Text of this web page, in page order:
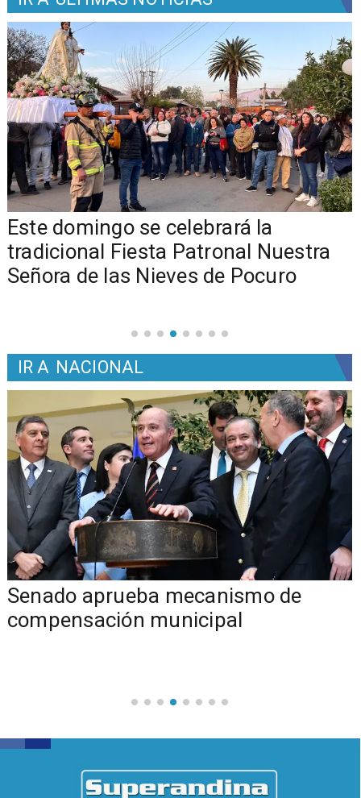
Este domingo se celebrará la
tradicional Fiesta Patronal Nuestra
Señora de las Nieves de Pocuro
IR A NACIONAL
Senado aprueba mecanismo de
compensación municipal